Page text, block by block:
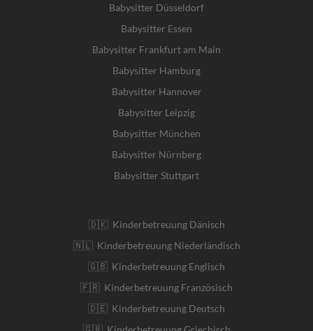
Babysitter Düsseldorf
Babysitter Essen
Babysitter Frankfurt am Main
Babysitter Hamburg
Babysitter Hannover
Babysitter Leipzig
Babysitter München
Babysitter Nürnberg
Babysitter Stuttgart
🇩🇰 Kinderbetreuung Dänisch
🇳🇱 Kinderbetreuung Niederländisch
🇬🇧 Kinderbetreuung Englisch
🇫🇷 Kinderbetreuung Französisch
🇩🇪 Kinderbetreuung Deutsch